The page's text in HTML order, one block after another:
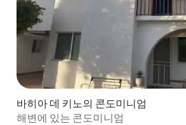
바히아 데 키노의 콘도미니엄
해변에 있는 콘도미니엄